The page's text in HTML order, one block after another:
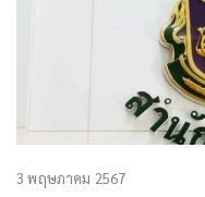
3 พฤษภาคม 2567